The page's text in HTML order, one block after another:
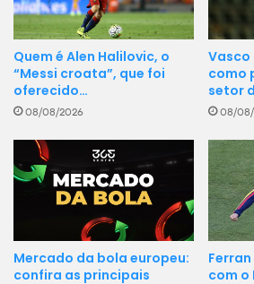
Quem é Alen Halilovic, o
“Messi croata”, que foi
oferecido…
08/08/2026
Vasco
como
setor
08/
Mercado da bola europeu:
confira as principais
com o